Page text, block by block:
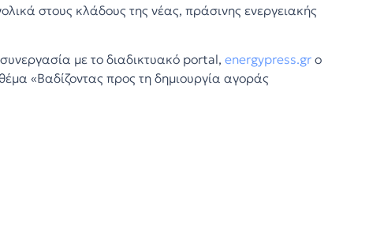
στους κλάδους της νέας, πράσινης ενεργειακής
με το διαδικτυακό portal, energypress.gr ο
«Βαδίζοντας προς τη δημιουργία αγοράς